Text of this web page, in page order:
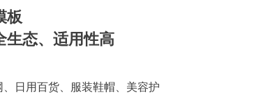
板
生态、适用性高
日用百货、服装鞋帽、美容护